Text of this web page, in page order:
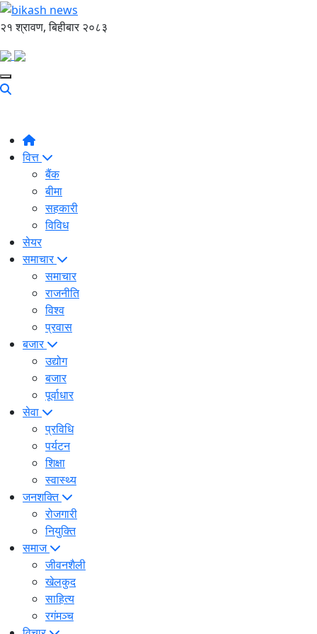
२१ श्रावण, बिहीबार २०८३
वित्त
बैंक
बीमा
सहकारी
विविध
सेयर
समाचार
समाचार
राजनीति
विश्व
प्रवास
बजार
उद्योग
बजार
पूर्वाधार
सेवा
प्रविधि
पर्यटन
शिक्षा
स्वास्थ्य
जनशक्ति
रोजगारी
नियुक्ति
समाज
जीवनशैली
खेलकुद
साहित्य
रगंमञ्च